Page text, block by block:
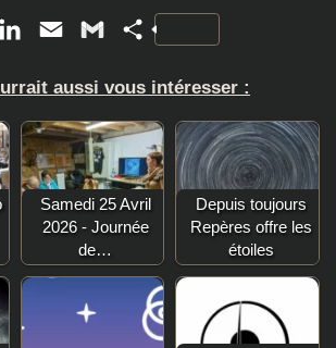
LinkedInEmail GmailPartager
aussi vous intéresser :
Samedi 25 Avril
2026 - Journée
de…
Depuis toujours
Repères offre les
étoiles